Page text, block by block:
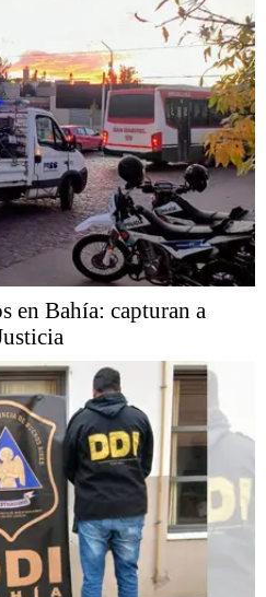
en Bahía: capturan a